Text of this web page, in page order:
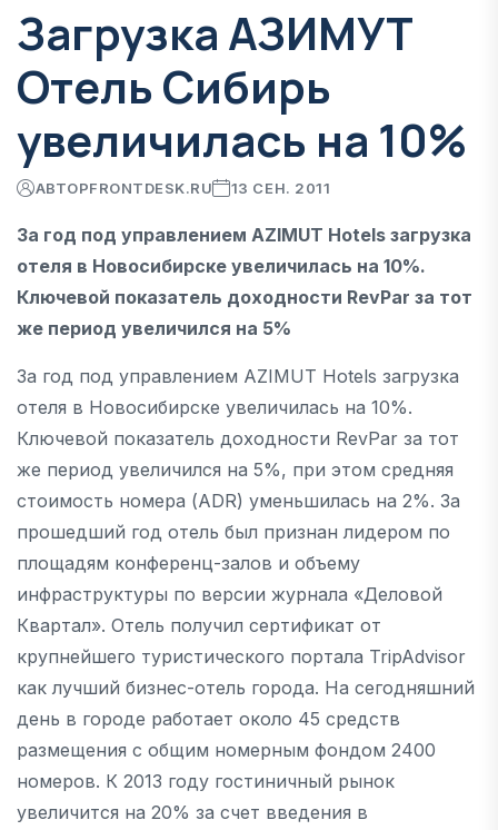
Загрузка АЗИМУТ
Отель Сибирь
увеличилась на 10%
АВТОРFRONTDESK.RU 13 СЕН. 2011
За год под управлением AZIMUT Hotels загрузка
отеля в Новосибирске увеличилась на 10%.
Ключевой показатель доходности RevPar за тот
же период увеличился на 5%
За год под управлением AZIMUT Hotels загрузка
отеля в Новосибирске увеличилась на 10%.
Ключевой показатель доходности RevPar за тот
же период увеличился на 5%, при этом средняя
стоимость номера (ADR) уменьшилась на 2%. За
прошедший год отель был признан лидером по
площадям конференц-залов и объему
инфраструктуры по версии журнала «Деловой
Квартал». Отель получил сертификат от
крупнейшего туристического портала TripAdvisor
как лучший бизнес-отель города. На сегодняшний
день в городе работает около 45 средств
размещения с общим номерным фондом 2400
номеров. К 2013 году гостиничный рынок
увеличится на 20% за счет введения в